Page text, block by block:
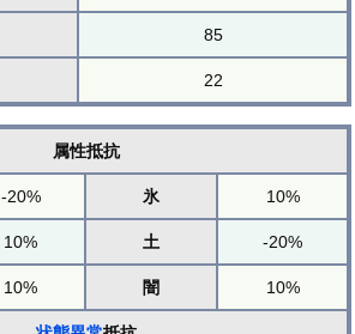
85
22
属性抵抗
-20% 氷 10%
10% 土 -20%
10% 闇 10%